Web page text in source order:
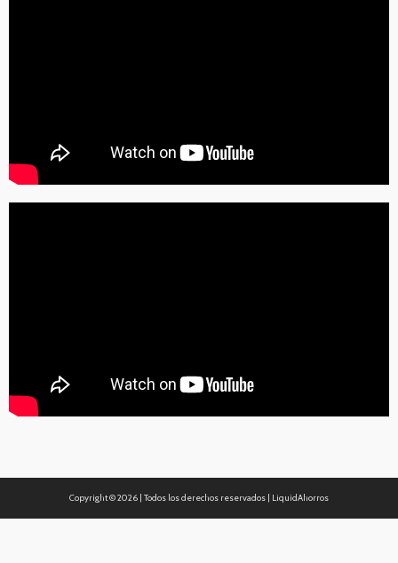
Copyright ©2026 | Todos los derechos reservados | LiquidAhorros